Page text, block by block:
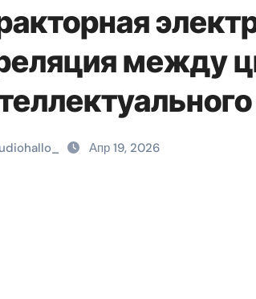
между
Апр 19, 2026